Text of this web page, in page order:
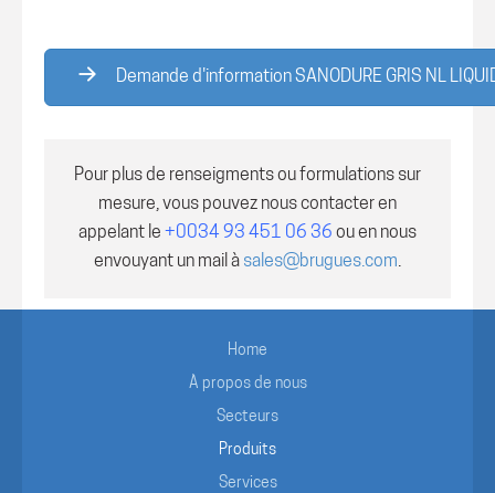
Demande d'information SANODURE GRIS NL
Pour plus de renseigments ou formulations sur
mesure, vous pouvez nous contacter en
appelant le +0034 93 451 06 36 ou en nous
envouyant un mail à sales@brugues.com.
Home
À propos de nous
Secteurs
Produits
Services